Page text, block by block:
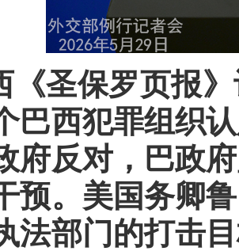
《圣保罗页报
巴西犯罪组织
府反对，巴政
预。美国务卿
法部门的打击